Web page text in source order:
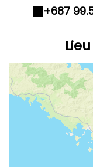
+687